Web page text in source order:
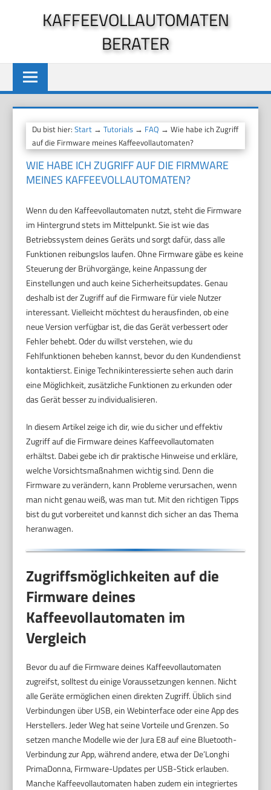
KAFFEEVOLLAUTOMATEN
BERATER
Du bist hier:Start →Tutorials → FAQ → Wie habe ich Zugriff
auf die Firmware meines Kaffeevollautomaten?
WIE HABE ICH ZUGRIFF AUF DIE FIRMWARE
MEINES KAFFEEVOLLAUTOMATEN?
Wenn du den Kaffeevollautomaten nutzt, steht die Firmware
im Hintergrund stets im Mittelpunkt. Sie ist wie das
Betriebssystem deines Geräts und sorgt dafür, dass alle
Funktionen reibungslos laufen. Ohne Firmware gäbe es keine
Steuerung der Brühvorgänge, keine Anpassung der
Einstellungen und auch keine Sicherheitsupdates. Genau
deshalb ist der Zugriff auf die Firmware für viele Nutzer
interessant. Vielleicht möchtest du herausfinden, ob eine
neue Version verfügbar ist, die das Gerät verbessert oder
Fehler behebt. Oder du willst verstehen, wie du
Fehlfunktionen beheben kannst, bevor du den Kundendienst
kontaktierst. Einige Technikinteressierte sehen auch darin
eine Möglichkeit, zusätzliche Funktionen zu erkunden oder
das Gerät besser zu individualisieren.
In diesem Artikel zeige ich dir, wie du sicher und effektiv
Zugriff auf die Firmware deines Kaffeevollautomaten
erhältst. Dabei gebe ich dir praktische Hinweise und erkläre,
welche Vorsichtsmaßnahmen wichtig sind. Denn die
Firmware zu verändern, kann Probleme verursachen, wenn
man nicht genau weiß, was man tut. Mit den richtigen Tipps
bist du gut vorbereitet und kannst dich sicher an das Thema
heranwagen.
Zugriffsmöglichkeiten auf die
Firmware deines
Kaffeevollautomaten im
Vergleich
Bevor du auf die Firmware deines Kaffeevollautomaten
zugreifst, solltest du einige Voraussetzungen kennen. Nicht
alle Geräte ermöglichen einen direkten Zugriff. Üblich sind
Verbindungen über USB, ein Webinterface oder eine App des
Herstellers. Jeder Weg hat seine Vorteile und Grenzen. So
setzen manche Modelle wie der Jura E8 auf eine Bluetooth-
Verbindung zur App, während andere, etwa der De’Longhi
PrimaDonna, Firmware-Updates per USB-Stick erlauben.
Manche Kaffeevollautomaten haben zudem ein integriertes